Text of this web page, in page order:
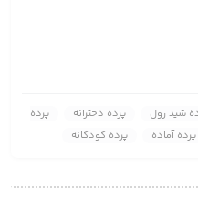
شید رول پرده دخترانه
پرده
پرده آماده پرده کودکانه